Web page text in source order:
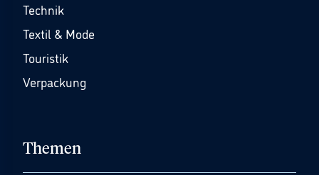
Technik
Textil & Mode
Touristik
Verpackung
Themen